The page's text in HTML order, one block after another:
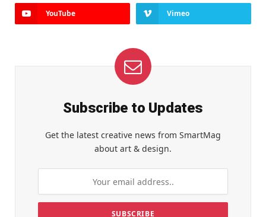
YouTube Vimeo
Subscribe to Updates
Get the latest creative news from SmartMag
about art & design.